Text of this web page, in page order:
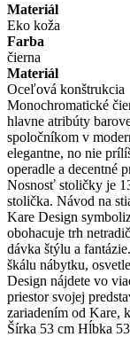
Materiál
Eko koža
Farba
čierna
Materiál
Oceľová konštrukcia
Monochromatické
hlavne atribúty
spoločníkom v
elegantne, no nie
operadle a decentné
Nosnosť stoličky je
stolička. Návod na
Kare Design
obohacuje trh
dávka štýlu a
škálu nábytku,
Design nájdete vo
priestor svojej
zariadením od Kare,
Šírka 53 cm Hĺbka